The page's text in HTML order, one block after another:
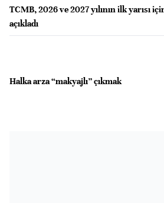
TCMB, 2026 ve 2027 yılının ilk yarısı
açıkladı
Halka arza “makyajlı” çıkmak